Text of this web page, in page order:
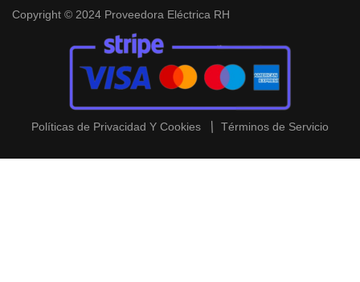
Copyright © 2024 Proveedora Eléctrica RH
Políticas de Privacidad Y Cookies Términos de Servicio